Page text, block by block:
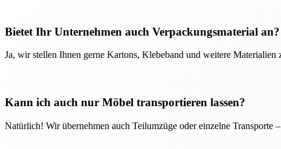
Bietet Ihr Unternehmen auch Verpackungsmaterial an?
Ja, wir stellen Ihnen gerne Kartons, Klebeband und weitere
Kann ich auch nur Möbel transportieren lassen?
Natürlich! Wir übernehmen auch Teilumzüge oder einzelne Transporte